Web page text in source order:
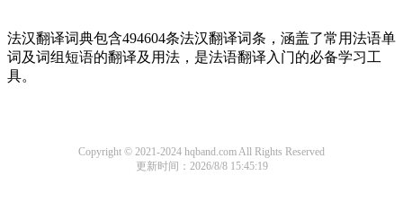
法汉翻译词典包含494604条法汉翻译词条，涵盖了常用法语单
词及词组短语的翻译及用法，是法语翻译入门的必备学习工
具。
Copyright © 2021-2024 hqband.com All Rights Reserved
更新时间：2026/8/8 15:45:19